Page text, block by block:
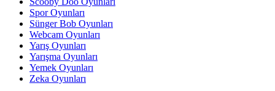
Spor Oyunları
Sünger Bob Oyunları
Webcam Oyunları
Yarış Oyunları
Yarışma Oyunları
Yemek Oyunları
Zeka Oyunları